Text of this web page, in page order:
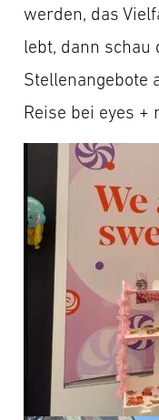
werden, das
lebt, dann schau
Stellenangebote
Reise bei eyes +